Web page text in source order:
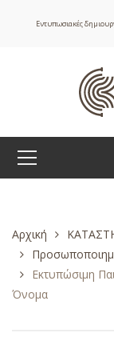
Εντυπωσιακές
Αρχική
Εκτυπώσιμη
Όνομα